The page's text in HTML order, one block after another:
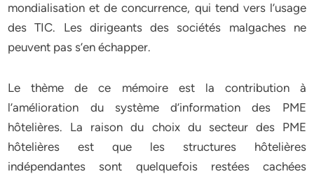
mondialisation et de concurrence, qui tend vers l’usage
des TIC. Les dirigeants des sociétés malgaches ne
peuvent pas s’en échapper.
Le thème de ce mémoire est la contribution à
l’amélioration du système d’information des PME
hôtelières. La raison du choix du secteur des PME
hôtelières est que les structures hôtelières
indépendantes sont quelquefois restées cachées